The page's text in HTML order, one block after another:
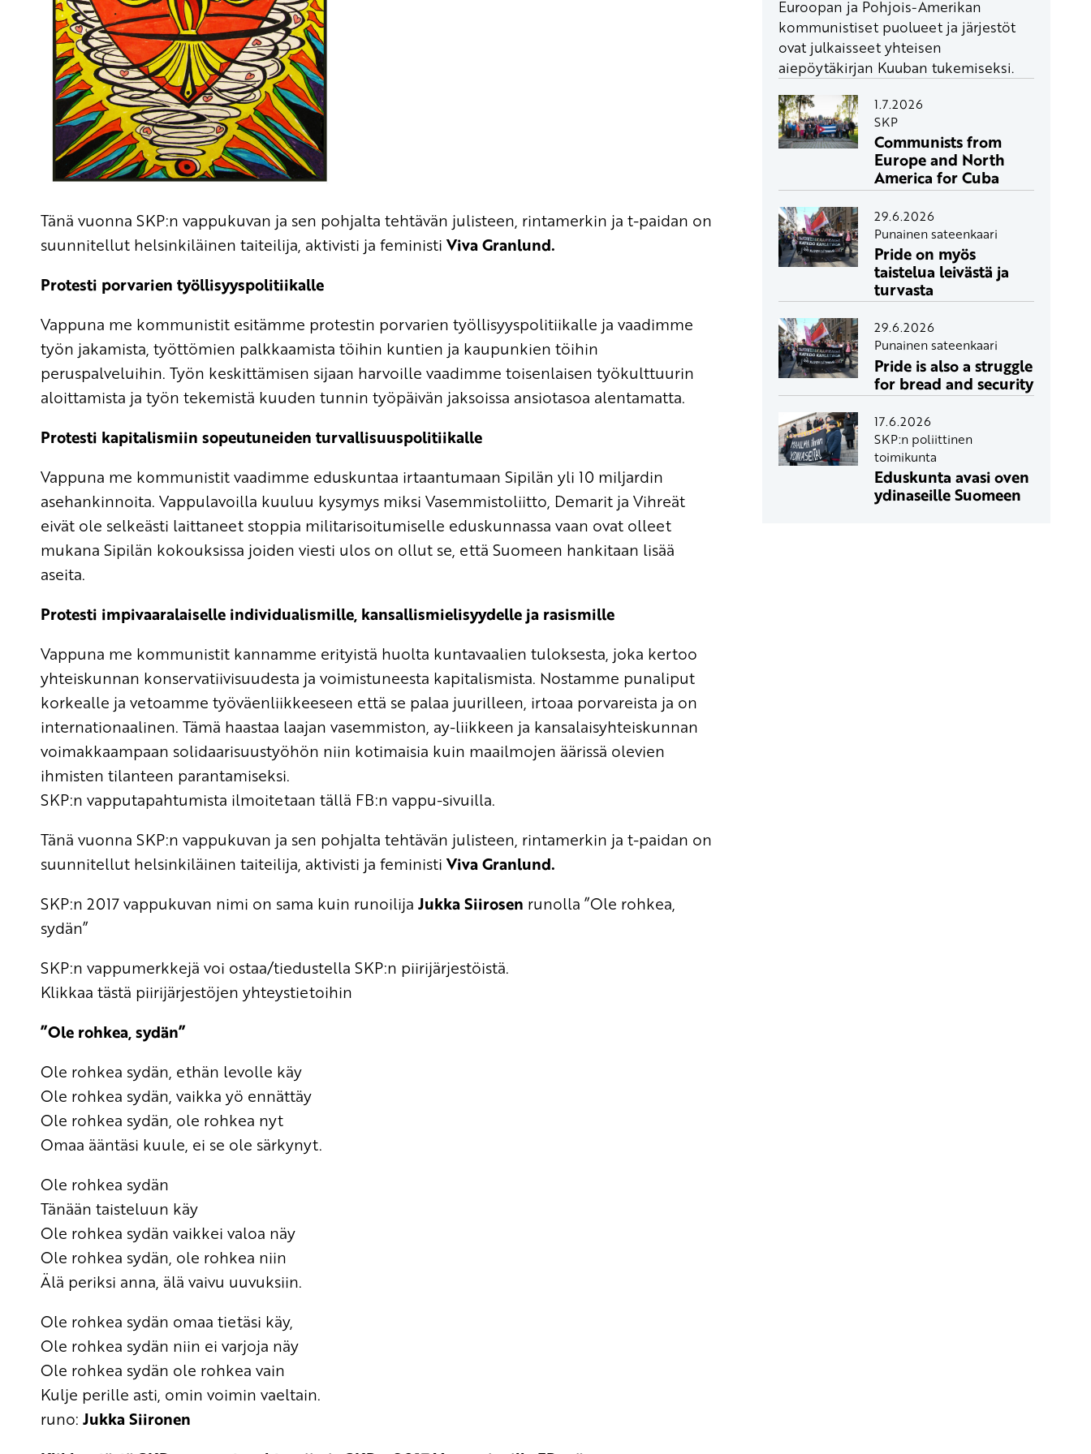
Tänä vuonna SKP:n vappukuvan ja sen pohjalta tehtävän julisteen, rintamerkin ja t-paidan on
suunnitellut helsinkiläinen taiteilija, aktivisti ja feministi Viva Granlund.
Protesti porvarien työllisyyspolitiikalle
Vappuna me kommunistit esitämme protestin porvarien työllisyyspolitiikalle ja vaadimme
työn jakamista, työttömien palkkaamista töihin kuntien ja kaupunkien töihin
peruspalveluihin. Työn keskittämisen sijaan harvoille vaadimme toisenlaisen työkulttuurin
aloittamista ja työn tekemistä kuuden tunnin työpäivän jaksoissa ansiotasoa alentamatta.
Protesti kapitalismiin sopeutuneiden turvallisuuspolitiikalle
Vappuna me kommunistit vaadimme eduskuntaa irtaantumaan Sipilän yli 10 miljardin
asehankinnoita. Vappulavoilla kuuluu kysymys miksi Vasemmistoliitto, Demarit ja Vihreät
eivät ole selkeästi laittaneet stoppia militarisoitumiselle eduskunnassa vaan ovat olleet
mukana Sipilän kokouksissa joiden viesti ulos on ollut se, että Suomeen hankitaan lisää
aseita.
Protesti impivaaralaiselle individualismille, kansallismielisyydelle ja rasismille
Vappuna me kommunistit kannamme erityistä huolta kuntavaalien tuloksesta, joka kertoo
yhteiskunnan konservatiivisuudesta ja voimistuneesta kapitalismista. Nostamme punaliput
korkealle ja vetoamme työväenliikkeeseen että se palaa juurilleen, irtoaa porvareista ja on
internationaalinen. Tämä haastaa laajan vasemmiston, ay-liikkeen ja kansalaisyhteiskunnan
voimakkaampaan solidaarisuustyöhön niin kotimaisia kuin maailmojen äärissä olevien
ihmisten tilanteen parantamiseksi.
SKP:n vapputapahtumista ilmoitetaan tällä FB:n vappu-sivuilla.
Tänä vuonna SKP:n vappukuvan ja sen pohjalta tehtävän julisteen, rintamerkin ja t-paidan on
suunnitellut helsinkiläinen taiteilija, aktivisti ja feministi Viva Granlund.
SKP:n 2017 vappukuvan nimi on sama kuin runoilija Jukka Siirosen runolla ”Ole rohkea,
sydän”
SKP:n vappumerkkejä voi ostaa/tiedustella SKP:n piirijärjestöistä.
Klikkaa tästä piirijärjestöjen yhteystietoihin
”Ole rohkea, sydän”
Ole rohkea sydän, ethän levolle käy
Ole rohkea sydän, vaikka yö ennättäy
Ole rohkea sydän, ole rohkea nyt
Omaa ääntäsi kuule, ei se ole särkynyt.
Ole rohkea sydän
Tänään taisteluun käy
Ole rohkea sydän vaikkei valoa näy
Ole rohkea sydän, ole rohkea niin
Älä periksi anna, älä vaivu uuvuksiin.
Ole rohkea sydän omaa tietäsi käy,
Ole rohkea sydän niin ei varjoja näy
Ole rohkea sydän ole rohkea vain
Kulje perille asti, omin voimin vaeltain.
runo: Jukka Siironen
Euroopan ja Pohjois-Amerikan
kommunistiset puolueet ja järjestöt
ovat julkaisseet yhteisen
aiepöytäkirjan Kuuban tukemiseksi.
1.7.2026
SKP
Communists from
Europe and North
America for Cuba
29.6.2026
Punainen sateenkaari
Pride on myös
taistelua leivästä ja
turvasta
29.6.2026
Punainen sateenkaari
Pride is also a struggle
for bread and security
17.6.2026
SKP:n poliittinen
toimikunta
Eduskunta avasi oven
ydinaseille Suomeen